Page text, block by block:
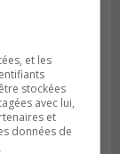
et les
stockées
avec lui,
et
données de